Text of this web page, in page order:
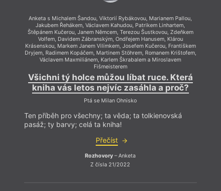
Anketa s Michalem Šandou, Viktorií Rybákovou, Marianem Pallou,
Jakubem Řehákem, Václavem Kahudou, Patrikem Linhartem,
Štěpánem Kučerou, Janem Němcem, Terezou Šustkovou, Zdeňkem
Volfem, Davidem Zábranským, Ondřejem Hanusem, Klárou
Krásenskou, Markem Janem Vilímkem, Josefem Kučerou, Františkem
Dryjem, Radimem Kopáčem, Martinem Stöhrem, Romanem Krištofem,
Václavem Maxmiliánem, Karlem Škrabalem a Miroslavem
Fišmeisterem
Všichni tý holce můžou líbat ruce. Která
kniha vás letos nejvíc zasáhla a proč?
Ptá se Milan Ohnisko
Ten příběh pro všechny; ta věda; ta tolkienovská
pasáž; ty barvy; celá ta kniha!
Přečíst
Rozhovory – Anketa
Z čísla 21/2022